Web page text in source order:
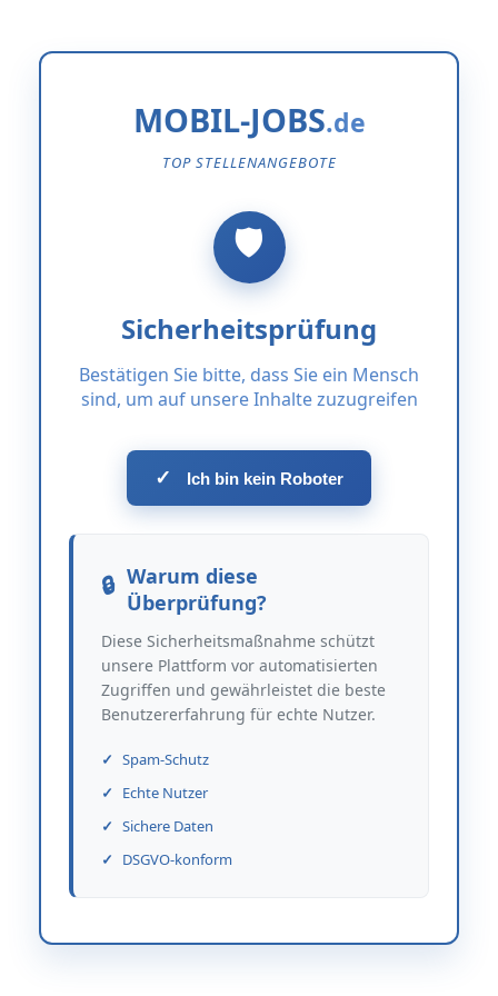
MOBIL-JOBS
TOP STELLENANGEBOTE
Sicherheitsprüfung
Bestätigen Sie bitte, dass Sie ein Mensch
sind, um auf unsere Inhalte zuzugreifen
✓ Ich bin kein Roboter
Warum diese
Überprüfung?
Diese Sicherheitsmaßnahme schützt
unsere Plattform vor automatisierten
Zugriffen und gewährleistet die beste
Benutzererfahrung für echte Nutzer.
Spam-Schutz
Echte Nutzer
Sichere Daten
DSGVO-konform